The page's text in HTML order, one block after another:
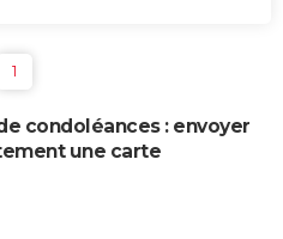
1
condoléances : envoyer
une carte